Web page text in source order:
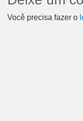
Você precisa fazer o